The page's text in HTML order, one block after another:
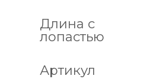
Длина с
лопастью
Артикул